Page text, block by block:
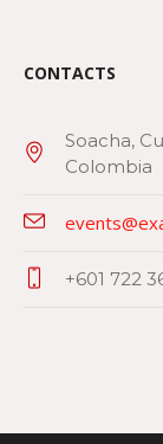
CONTACTS
Soacha,
Colombia
+601 722